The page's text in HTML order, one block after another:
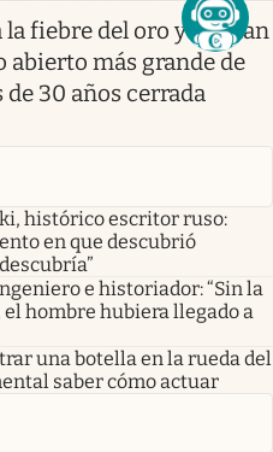
la fiebre del oro y sueñan
abierto más grande de
30 años cerrada
histórico escritor ruso:
en que descubrió
e historiador: “Sin la
hombre hubiera llegado a
una botella en la rueda del
saber cómo actuar